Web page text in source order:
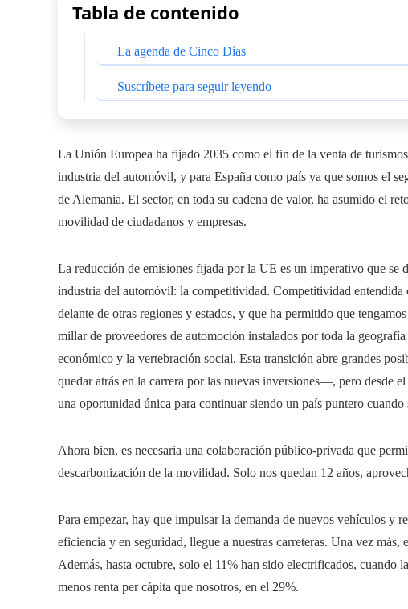
Tabla de contenido
La agenda de Cinco Días
Suscríbete para seguir leyendo
La Unión Europea ha fijado 2035 como el fin de la venta de
industria del automóvil, y para España como país ya que somos el
de Alemania. El sector, en toda su cadena de valor, ha asumido el
movilidad de ciudadanos y empresas.
La reducción de emisiones fijada por la UE es un imperativo que se
industria del automóvil: la competitividad. Competitividad entendida
delante de otras regiones y estados, y que ha permitido que
millar de proveedores de automoción instalados por toda la
económico y la vertebración social. Esta transición abre grandes
quedar atrás en la carrera por las nuevas inversiones—, pero desde
una oportunidad única para continuar siendo un país puntero
Ahora bien, es necesaria una colaboración público-privada que
descarbonización de la movilidad. Solo nos quedan 12 años,
Para empezar, hay que impulsar la demanda de nuevos vehículos y
eficiencia y en seguridad, llegue a nuestras carreteras. Una vez
Además, hasta octubre, solo el 11% han sido electrificados, cuando
menos renta per cápita que nosotros, en el 29%.